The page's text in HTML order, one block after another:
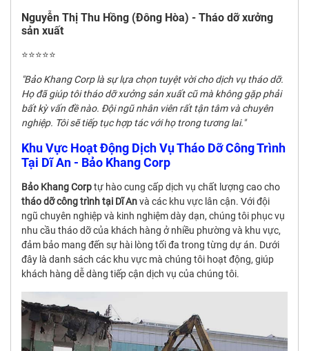
Nguyễn Thị Thu Hồng (Đông Hòa) - Tháo dỡ xưởng
sản xuất
⭐⭐⭐⭐⭐
"Bảo Khang Corp là sự lựa chọn tuyệt vời cho dịch vụ tháo dỡ.
Họ đã giúp tôi tháo dỡ xưởng sản xuất cũ mà không gặp phải
bất kỳ vấn đề nào. Đội ngũ nhân viên rất tận tâm và chuyên
nghiệp. Tôi sẽ tiếp tục hợp tác với họ trong tương lai."
Khu Vực Hoạt Động Dịch Vụ Tháo Dỡ Công Trình
Tại Dĩ An - Bảo Khang Corp
Bảo Khang Corptự hào cung cấp dịch vụ chất lượng cao cho
tháo dỡ công trình tại Dĩ Anvà các khu vực lân cận. Với đội
ngũ chuyên nghiệp và kinh nghiệm dày dạn, chúng tôi phục vụ
nhu cầu tháo dỡ của khách hàng ở nhiều phường và khu vực,
đảm bảo mang đến sự hài lòng tối đa trong từng dự án. Dưới
đây là danh sách các khu vực mà chúng tôi hoạt động, giúp
khách hàng dễ dàng tiếp cận dịch vụ của chúng tôi.